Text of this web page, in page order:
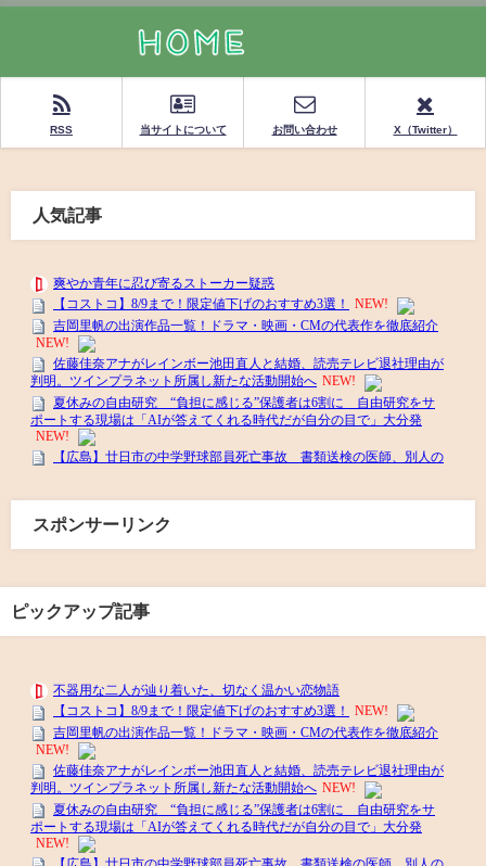
RSS 当サイトについて お問い合わせ X（Twitter）
人気記事
スポンサーリンク
ピックアップ記事